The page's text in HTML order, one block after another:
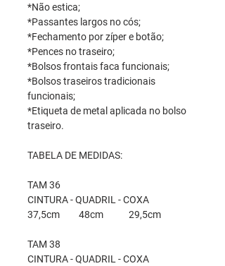
*Não estica;
*Passantes largos no cós;
*Fechamento por zíper e botão;
*Pences no traseiro;
*Bolsos frontais faca funcionais;
*Bolsos traseiros tradicionais
funcionais;
*Etiqueta de metal aplicada no bolso
traseiro.
TABELA DE MEDIDAS:
TAM 36
CINTURA - QUADRIL - COXA
37,5cm 48cm 29,5cm
TAM 38
CINTURA - QUADRIL - COXA